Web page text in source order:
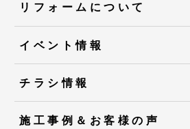
リフォームについて
イベント情報
チラシ情報
施工事例＆お客様の声